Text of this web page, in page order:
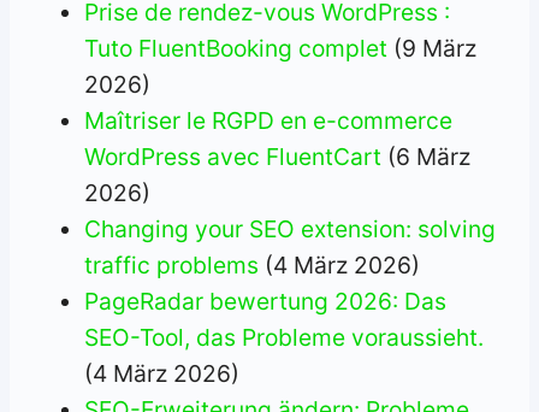
Prise de rendez-vous WordPress :
Tuto FluentBooking complet (9 März
2026)
Maîtriser le RGPD en e-commerce
WordPress avec FluentCart (6 März
2026)
Changing your SEO extension: solving
traffic problems (4 März 2026)
PageRadar bewertung 2026: Das
SEO-Tool, das Probleme voraussieht.
(4 März 2026)